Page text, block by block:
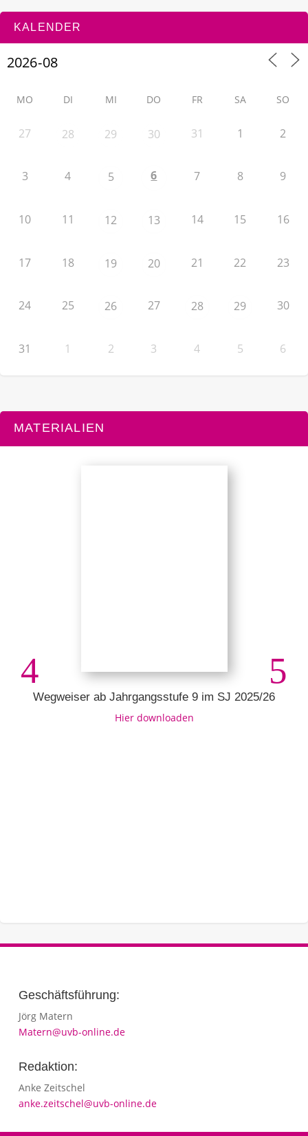
KALENDER
MO DI MI DO FR SA SO
27 28 29 30 31 1 2
3 4 5 6 7 8 9
10 11 12 13 14 15 16
17 18 19 20 21 22 23
24 25 26 27 28 29 30
31 1 2 3 4 5 6
MATERIALIEN
Wegweiser ab Jahrgangsstufe 9 im SJ 2025/26
Hier downloaden
Geschäftsführung:
Jörg Matern
Matern@uvb-online.de
Redaktion:
Anke Zeitschel
anke.zeitschel@uvb-online.de